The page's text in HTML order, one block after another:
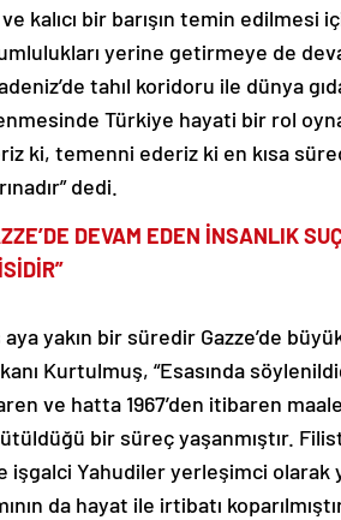
kalıcı bir barışın temin
yerine getirmeye de
tahıl koridoru ile dünya
Türkiye hayati bir rol
ki, temenni ederiz ki en kısa
dedi.
DEVAM EDEN İNSANLIK
aya yakın bir süredir Gazze’de
Kurtulmuş, “Esasında
ve hatta 1967’den itibaren
bir süreç yaşanmıştır.
işgalci Yahudiler yerleşimci
da hayat ile irtibatı